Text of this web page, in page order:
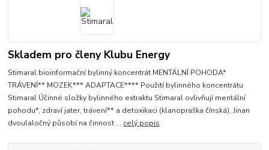
Skladem pro členy Klubu Energy
Stimaral bioinformační bylinný koncentrát MENTÁLNÍ POHODA*
TRÁVENÍ** MOZEK*** ADAPTACE**** Použití bylinného koncentrátu
Stimaral Účinné složky bylinného extraktu Stimaral ovlivňují mentální
pohodu*, zdraví jater, trávení** a detoxikaci (klanopraška čínská). Jinan
dvoulaločný působí na činnost ... celý popis